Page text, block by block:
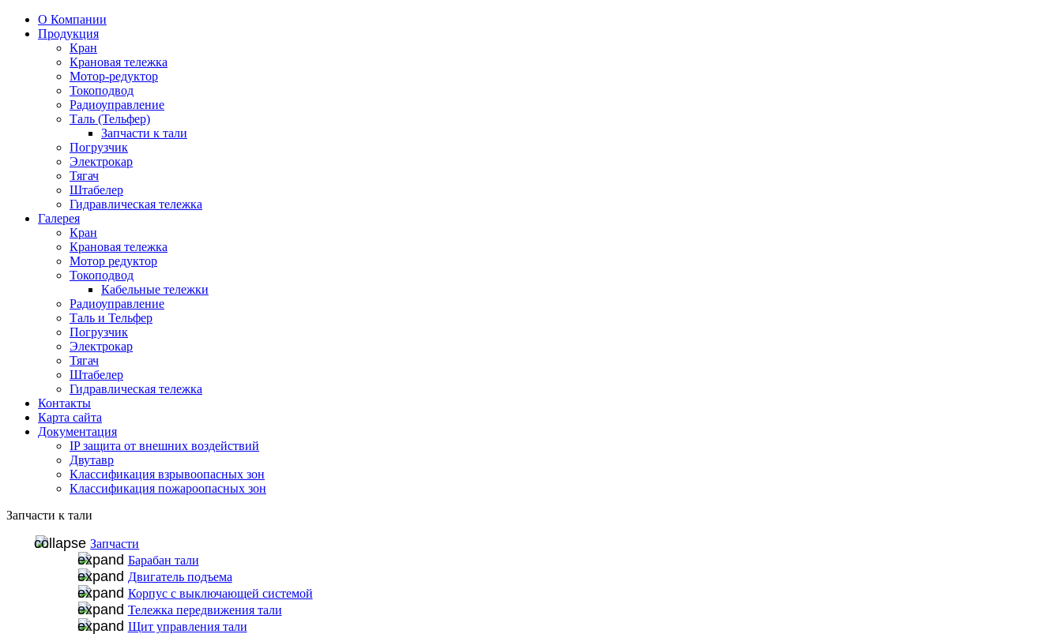
О Компании
Продукция
Кран
Крановая тележка
Мотор-редуктор
Токоподвод
Радиоуправление
Таль (Тельфер)
Запчасти к тали
Погрузчик
Электрокар
Тягач
Штабелер
Гидравлическая тележка
Галерея
Кран
Крановая тележка
Мотор редуктор
Токоподвод
Кабельные тележки
Радиоуправление
Таль и Тельфер
Погрузчик
Электрокар
Тягач
Штабелер
Гидравлическая тележка
Контакты
Карта сайта
Документация
IP защита от внешних воздействий
Двутавр
Классификация взрывоопасных зон
Классификация пожароопасных зон
Запчасти к тали
Запчасти
Барабан тали
Двигатель подъема
Корпус с выключающей системой
Тележка передвижения тали
Щит управления тали